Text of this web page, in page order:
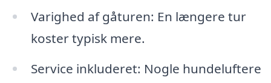
Varighed af gåturen: En længere tur
koster typisk mere.
Service inkluderet: Nogle hundeluftere